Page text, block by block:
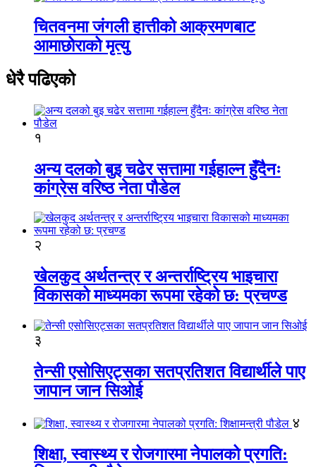
चितवनमा जंगली हात्तीको आक्रमणबाट
आमाछोराको मृत्यु
धेरै पढिएको
१
अन्य दलको बुइ चढेर सत्तामा गईहाल्न हुँदैनः
कांग्रेस वरिष्ठ नेता पौडेल
२
खेलकुद अर्थतन्त्र र अन्तर्राष्ट्रिय भाइचारा
विकासको माध्यमका रूपमा रहेको छ: प्रचण्ड
३
तेन्सी एसोसिएट्सका सतप्रतिशत विद्यार्थीले पाए
जापान जान सिओई
४
शिक्षा, स्वास्थ्य र रोजगारमा नेपालको प्रगति: